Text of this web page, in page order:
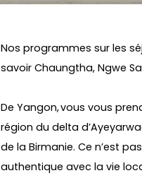
Nos programmes sur les
savoir Chaungtha, Ngwe
De Yangon, vous vous
région du delta
de la Birmanie. Ce n’est
authentique avec la vie